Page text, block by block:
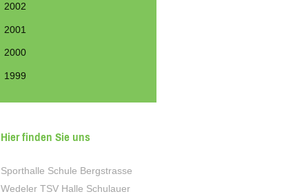
2002
2001
2000
1999
Hier finden Sie uns
Sporthalle Schule Bergstrasse
Wedeler TSV Halle Schulauer